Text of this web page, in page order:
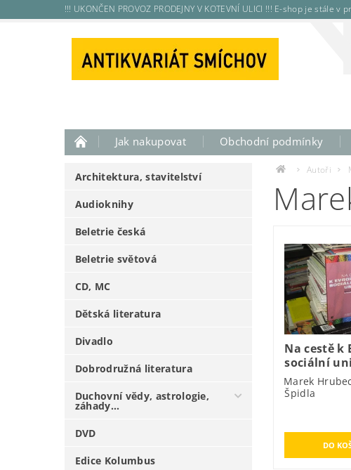
!!! UKONČEN PROVOZ PRODEJNY V KOTEVNÍ ULICI !!! E-shop je
Jak nakupovat Obchodní podmínky
Architektura, stavitelství
Audioknihy
Beletrie česká
Beletrie světová
CD, MC
Dětská literatura
Divadlo
Dobrodružná literatura
Duchovní vědy, astrologie,
záhady...
DVD
Edice Kolumbus
Autoři
Na cestě k
sociální
Marek
Špidla